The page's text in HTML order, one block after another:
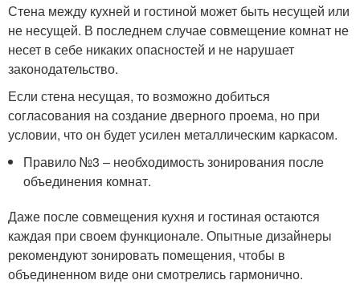
Стена между кухней и гостиной может быть несущей или
не несущей. В последнем случае совмещение комнат не
несет в себе никаких опасностей и не нарушает
законодательство.
Если стена несущая, то возможно добиться
согласования на создание дверного проема, но при
условии, что он будет усилен металлическим каркасом.
Правило №3 – необходимость зонирования после
объединения комнат.
Даже после совмещения кухня и гостиная остаются
каждая при своем функционале. Опытные дизайнеры
рекомендуют зонировать помещения, чтобы в
объединенном виде они смотрелись гармонично.